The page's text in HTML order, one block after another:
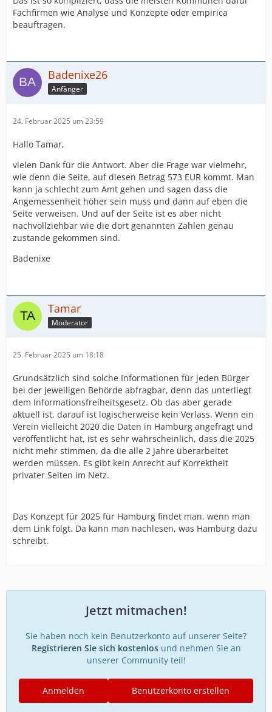
Fachfirmen wie Analyse und Konzepte oder empirica
beauftragen.
Badenixe26
Anfänger
24. Februar 2025 um 23:59
Hallo Tamar,
vielen Dank für die Antwort. Aber die Frage war vielmehr,
wie denn die Seite, auf diesen Betrag 573 EUR kommt. Man
kann ja schlecht zum Amt gehen und sagen dass die
Angemessenheit höher sein muss und dann auf eben die
Seite verweisen. Und auf der Seite ist es aber nicht
nachvollziehbar wie die dort genannten Zahlen genau
zustande gekommen sind.
Badenixe
Tamar
Moderator
25. Februar 2025 um 18:18
Grundsätzlich sind solche Informationen für jeden Bürger
bei der jeweiligen Behörde abfragbar, denn das unterliegt
dem Informationsfreiheitsgesetz. Ob das aber gerade
aktuell ist, darauf ist logischerweise kein Verlass. Wenn ein
Verein vielleicht 2020 die Daten in Hamburg angefragt und
veröffentlicht hat, ist es sehr wahrscheinlich, dass die 2025
nicht mehr stimmen, da die alle 2 Jahre überarbeitet
werden müssen. Es gibt kein Anrecht auf Korrektheit
privater Seiten im Netz.
Das Konzept für 2025 für Hamburg findet man, wenn man
dem Link folgt. Da kann man nachlesen, was Hamburg dazu
schreibt.
Jetzt mitmachen!
Sie haben noch kein Benutzerkonto auf unserer Seite?
Registrieren Sie sich kostenlosund nehmen Sie an
unserer Community teil!
Benutzerkonto erstellen
Anmelden